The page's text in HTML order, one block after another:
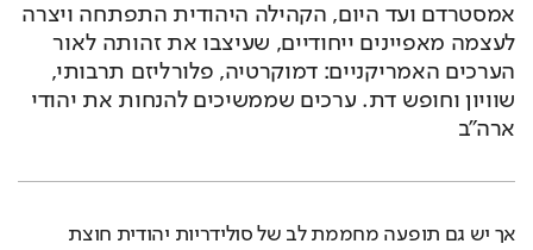
אמסטרדם ועד היום, הקהילה היהודית התפתחה ויצרה
לעצמה מאפיינים ייחודיים, שעיצבו את זהותה לאור
הערכים האמריקניים: דמוקרטיה, פלורליזם תרבותי,
שוויון וחופש דת. ערכים שממשיכים להנחות את יהודי
ארה"ב
אך יש גם תופעה מחממת לב של סולידריות יהודית חוצת